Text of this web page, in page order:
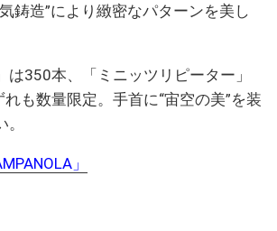
鋳造”により緻密なパターンを美し
は350本、「ミニッツリピーター」
も数量限定。手首に“宙空の美”を装
」